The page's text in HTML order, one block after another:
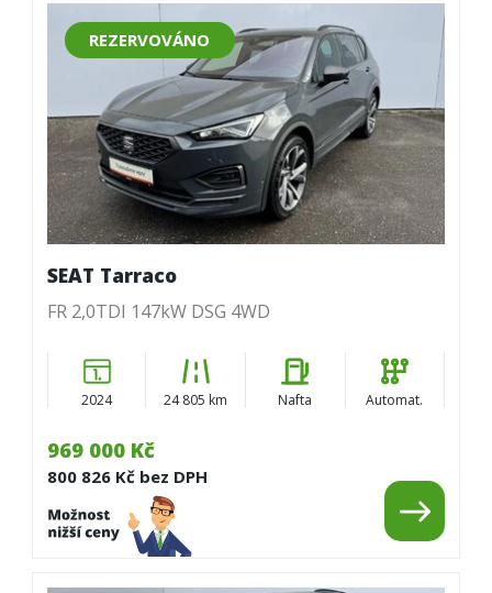
REZERVOVÁNO
969 000 Kč
800 826 Kč bez DPH
SEAT Tarraco
FR 2,0TDI 147kW DSG 4WD
2024 24 805 km Nafta Automat.